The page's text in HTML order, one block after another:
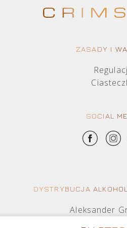
ZASADY I
SOCIAL
DYSTRYBUCJA
Aleksander